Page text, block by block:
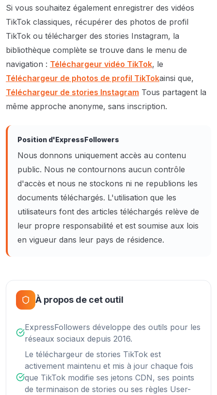
Si vous souhaitez également enregistrer des vidéos
TikTok classiques, récupérer des photos de profil
TikTok ou télécharger des stories Instagram, la
bibliothèque complète se trouve dans le menu de
navigation : Téléchargeur vidéo TikTok, le
Téléchargeur de photos de profil TikTokainsi que,
Téléchargeur de stories Instagram Tous partagent la
même approche anonyme, sans inscription.
Position d'ExpressFollowers
Nous donnons uniquement accès au contenu
public. Nous ne contournons aucun contrôle
d'accès et nous ne stockons ni ne republions les
documents téléchargés. L'utilisation que les
utilisateurs font des articles téléchargés relève de
leur propre responsabilité et est soumise aux lois
en vigueur dans leur pays de résidence.
À propos de cet outil
ExpressFollowers développe des outils pour les
réseaux sociaux depuis 2016.
Le téléchargeur de stories TikTok est
activement maintenu et mis à jour chaque fois
que TikTok modifie ses jetons CDN, ses points
de terminaison de stories ou ses règles User-